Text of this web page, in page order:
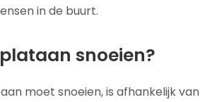
in de buurt.
snoeien?
moet snoeien, is afhankelijk van